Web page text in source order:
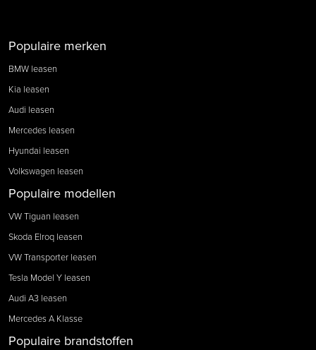
Populaire merken
BMW leasen
Kia leasen
Audi leasen
Mercedes leasen
Hyundai leasen
Volkswagen leasen
Populaire modellen
VW Tiguan leasen
Skoda Elroq leasen
VW Transporter leasen
Tesla Model Y leasen
Audi A3 leasen
Mercedes A Klasse
Populaire brandstoffen